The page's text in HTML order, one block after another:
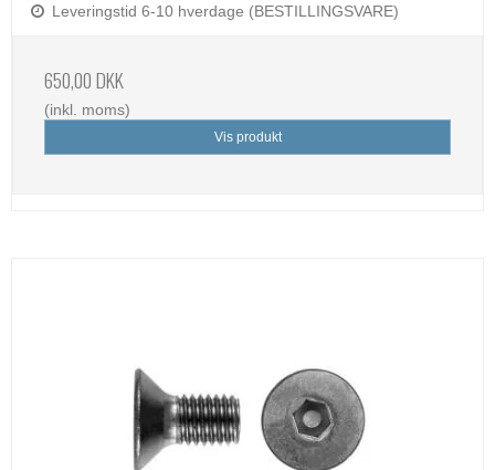
Leveringstid 6-10 hverdage (BESTILLINGSVARE)
650,00 DKK
(inkl. moms)
Vis produkt